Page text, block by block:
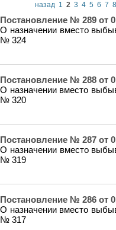
назад 1 2 3 4 5 6 7 8
Постановление № 289 от
О назначении вместо
№ 324
Постановление № 288 от
О назначении вместо
№ 320
Постановление № 287 от
О назначении вместо
№ 319
Постановление № 286 от
О назначении вместо
№ 317